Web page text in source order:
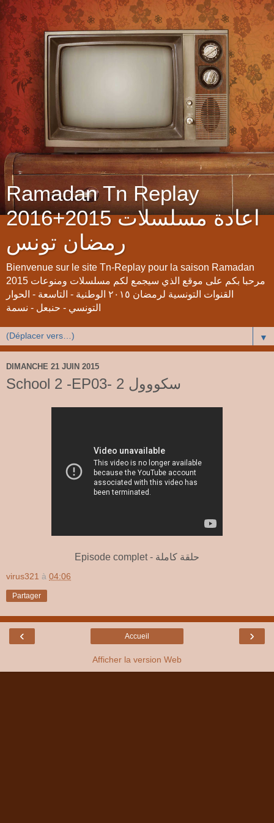
Ramadan Tn Replay
2016+2015 اعادة مسلسلات
رمضان تونس
Bienvenue sur le site Tn-Replay pour la saison Ramadan
2015 مرحبا بكم على موقع الذي سيجمع لكم مسلسلات ومنوعات
القنوات التونسية لرمضان ٢٠١٥ الوطنية - التاسعة - الحوار
التونسي - حنبعل - نسمة
▼
DIMANCHE 21 JUIN 2015
School 2 -EP03- 2 سكووول
Episode complet - حلقة كاملة
virus321 à 04:06
Partager
‹ ›
Accueil
Afficher la version Web